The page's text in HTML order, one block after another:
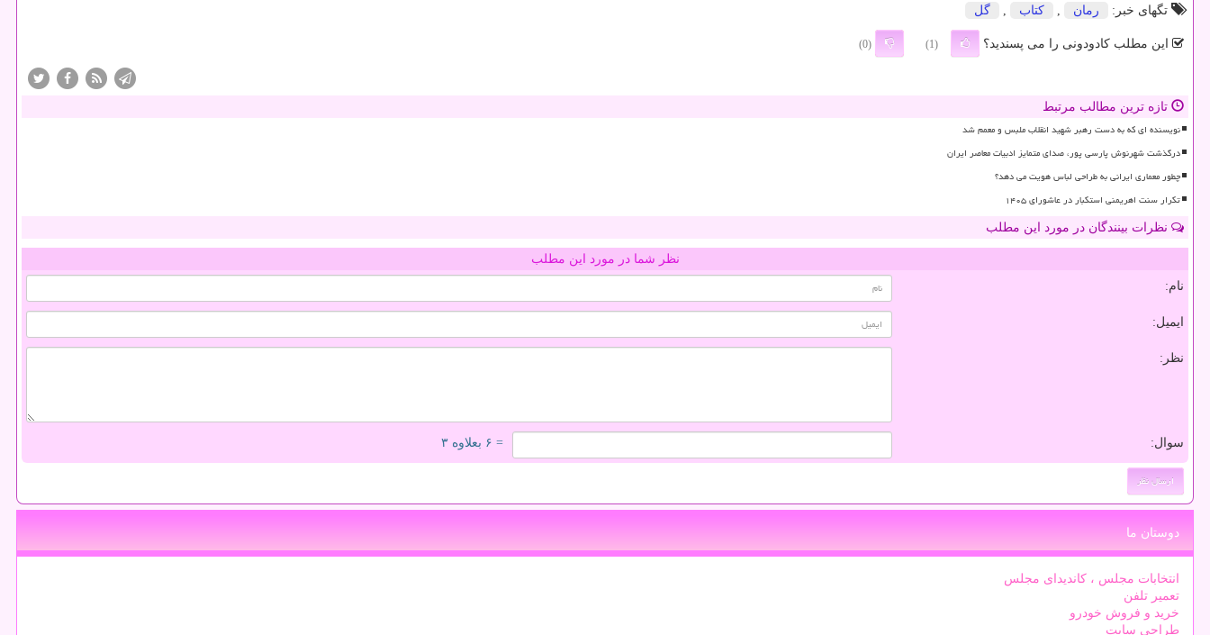
تگهای خبر:
رمان , كتاب , گل
این مطلب کادودونی را می پسندید؟ (1)
(0)
تازه ترین مطالب مرتبط
نویسنده ای که به دست رهبر شهید انقلاب ملبس و معمم شد
درگذشت شهرنوش پارسی پور، صدای متمایز ادبیات معاصر ایران
چطور معماری ایرانی به طراحی لباس هویت می دهد؟
تکرار سنت اهریمنی استکبار در عاشورای ۱۴۰۵
نظرات بینندگان در مورد این مطلب
نظر شما در مورد این مطلب
نام:
ایمیل:
نظر:
سوال: = ۶ بعلاوه ۳
دوستان ما
انتخابات مجلس ، کاندیدای مجلس
تعمیر تلفن
خرید و فروش خودرو
طراحی سایت